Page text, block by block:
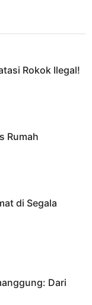
Rokok Ilegal!
Rumah
di Segala
Dari